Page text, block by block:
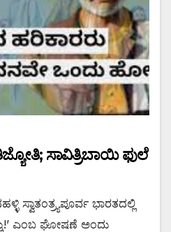
ಶಿಕ್ಷಣದ ಮೊದಲ ಕ್ರಾಂತಿಜ್ಯೋತಿ; ಸಾವಿತ್ರಿಬಾಯಿ ಫುಲೆ
ಸ್ವಾತಂತ್ರ್ಯಪೂರ್ವ ಭಾರತದಲ್ಲಿ
ಎಂಬ ಘೋಷಣೆ ಅಂದು